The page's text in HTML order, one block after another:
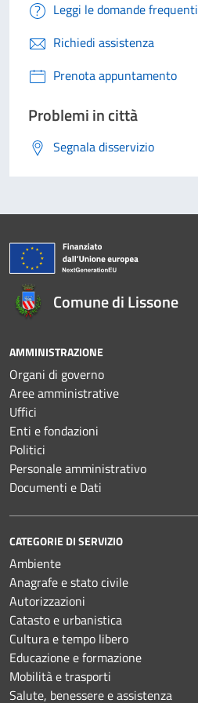
Leggi le domande frequenti
Richiedi assistenza
Prenota appuntamento
Problemi in città
Segnala disservizio
Comune di Lissone
AMMINISTRAZIONE
Organi di governo
Aree amministrative
Uffici
Enti e fondazioni
Politici
Personale amministrativo
Documenti e Dati
CATEGORIE DI SERVIZIO
Ambiente
Anagrafe e stato civile
Autorizzazioni
Catasto e urbanistica
Cultura e tempo libero
Educazione e formazione
Mobilità e trasporti
Salute, benessere e assistenza